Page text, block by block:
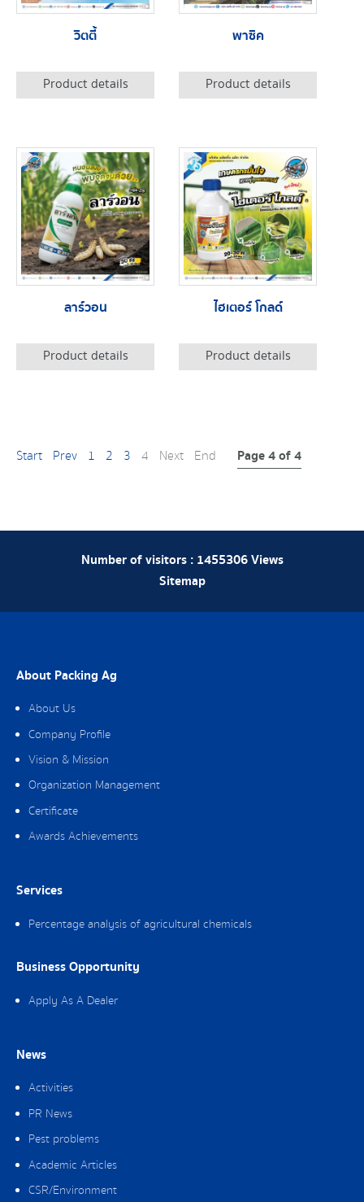
วิตตี้
Product details
พาซิค
Product details
ลาร์วอน
Product details
ไฮเตอร์ โกลด์
Product details
Start Prev 1 2 3 4 Next End Page 4 of 4
Number of visitors : 1455306Views
Sitemap
About Packing Ag
About Us
Company Profile
Vision & Mission
Organization Management
Certificate
Awards Achievements
Services
Percentage analysis of agricultural chemicals
Business Opportunity
Apply As A Dealer
News
Activities
PR News
Pest problems
Academic Articles
CSR/Environment